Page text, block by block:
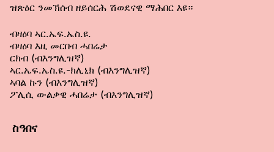
ዝጽዕር ንመኽሰብ ዘይሰርሕ ሽወደናዊ ማሕበር እዩ።
ብዛዕባ ኣር.ኤፍ.ኤስ.ዩ.
ብዛዕባ እዚ መርበብ ሓበሬታ
ርክብ (ብእንግሊዝኛ)
ኣር.ኤፍ.ኤስ.ዩ.-ክሊኒክ (ብእንግሊዝኛ)
ኣባል ኩን (ብእንግሊዝኛ)
ፖሊሲ ውልቃዊ ሓበሬታ (ብእንግሊዝኛ)
ስዓበና